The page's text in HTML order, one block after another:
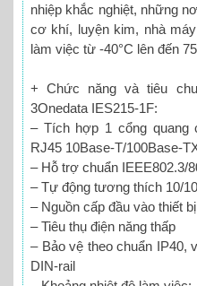
nhiệp khắc nghiệt, những
cơ khí, luyện kim, nhà
làm việc từ -40°C lên đến
+ Chức năng và tiêu
3Onedata IES215-1F:
– Tích hợp 1 cổng quang
RJ45 10Base-T/100Base-
– Hỗ trợ chuẩn IEEE802.3/
– Tự động tương thích 10/
– Nguồn cấp đầu vào thiết
– Tiêu thụ điện năng thấp
– Bảo vệ theo chuẩn IP40,
DIN-rail